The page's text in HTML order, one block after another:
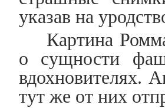
указав на
Картина
о сущности
вдохновителях.
тут же от них